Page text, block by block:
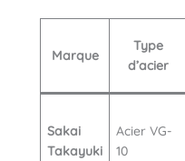
Marque
Type
d’acier
Sakai
Takayuki
Acier VG-
10